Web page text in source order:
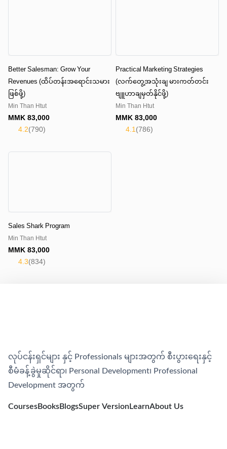
Better Salesman: Grow Your
Revenues (ထိပ်တန်းအရောင်းသမား
ဖြစ်ဖို့)
Min Than Htut
MMK83,000
4.2(790)
Practical Marketing Strategies
(လက်တွေ့အသုံးချ မားကတ်တင်း
ဗျူဟာချမှတ်နိုင်ဖို့)
Min Than Htut
MMK83,000
4.1(786)
Sales Shark Program
Min Than Htut
MMK83,000
4.3(834)
လုပ်ငန်းရှင်များ နှင့် Professionals များအတွက် စီးပွားရေးနှင့်
စီမံခန့်ခွဲမှုဆိုင်ရာ၊​ Personal Development၊​ Professional
Development အတွက်
CoursesBooksBlogsSuper VersionLearnAbout Us